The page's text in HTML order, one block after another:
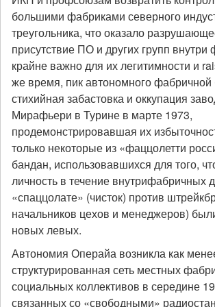
большими фабриками северного
треугольника, что оказало
присутствие ПО и других групп
крайне важно для их легитимности и
же время, пик автономного
стихийная забастовка и оккупация
Мирафьери в Турине в марте 1973,
продемонстрировавшая их
только некоторые из «фаццолетти
бандан, использовавшихся для того,
личность в течение внутрифабричных
«спаццолате» (чисток) против
начальников цехов и менеджеров)
новых левых.
Автономия Операйа возникла как
структурированная сеть местных
социальных коллективов в середине
связанных со «свободными»